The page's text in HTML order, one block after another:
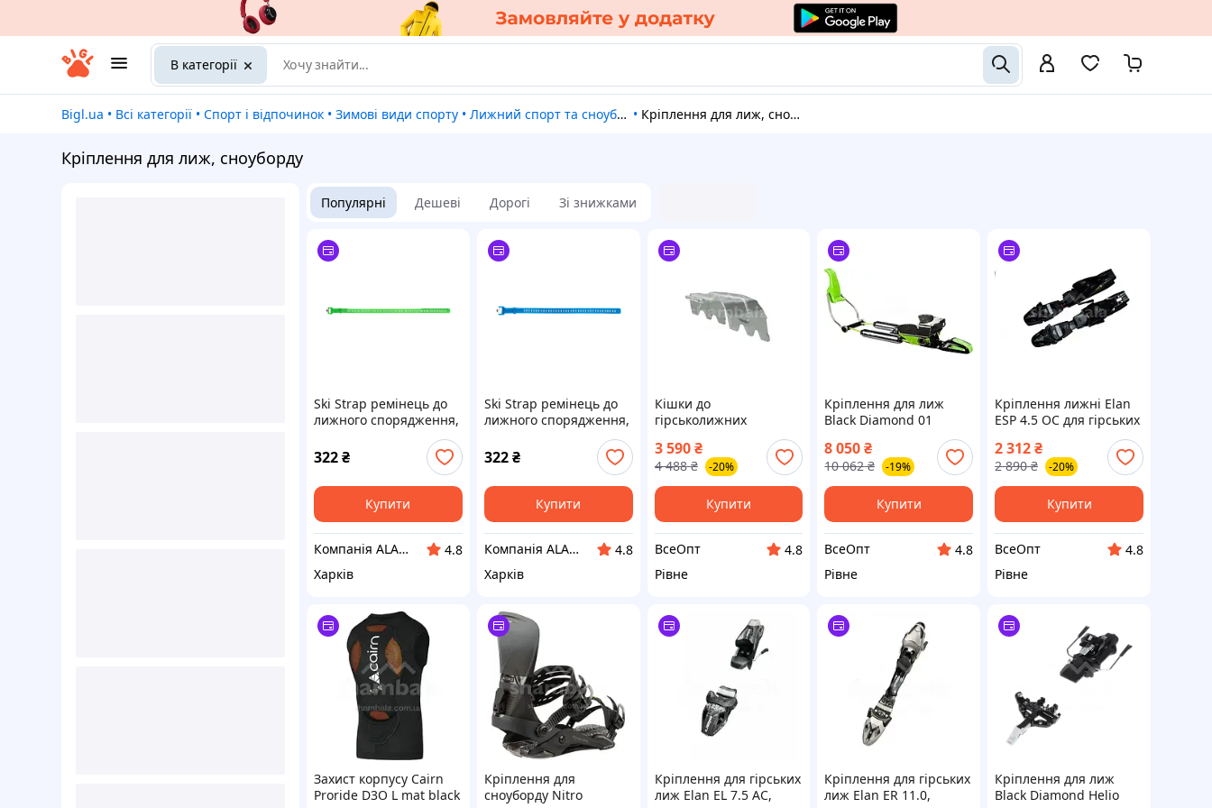
В категорії
Bigl.ua • Всі категорії • Спорт і відпочинок • Зимові види спорту • Лижний спорт та сноубординг • Кріплення для лиж, сноуборду
Кріплення для лиж, сноуборду
Популярні Дешеві Дорогі Зі знижками
Ski Strap ремінець до
лижного спорядження,
322₴
Купити
Компанія ALANTUR
4.8
Харків
Ski Strap ремінець до
лижного спорядження,
322₴
Купити
Компанія ALANTUR
4.8
Харків
Кішки до
гірськолижних
Crampon Xenic 105 для
скитуру
3 590 ₴
4 488 ₴ -20%
Купити
ВсеОпт
4.8
Рівне
Кріплення для лиж
Black Diamond 01
Bindings-midstiff для
фрирайду
8 050₴
10 062 ₴ -19%
Купити
ВсеОпт
4.8
Рівне
Кріплення лижні Elan
ESP 4.5 OC для гірських
2 312₴
2 890 ₴ -20%
Купити
ВсеОпт
4.8
Рівне
Захист корпусу Cairn
Proride D3O L mat black
Кріплення для
сноуборду Nitro
Кріплення для гірських
лиж Elan EL 7.5 AC,
Кріплення для гірських
лиж Elan ER 11.0,
Кріплення для лиж
Black Diamond Helio